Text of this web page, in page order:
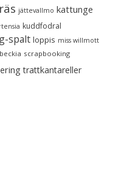
jättevallmo kattunge
kuddfodral
spalt loppis miss willmott
scrapbooking
trattkantareller